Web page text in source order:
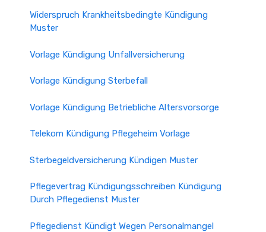
Widerspruch Krankheitsbedingte Kündigung
Muster
Vorlage Kündigung Unfallversicherung
Vorlage Kündigung Sterbefall
Vorlage Kündigung Betriebliche Altersvorsorge
Telekom Kündigung Pflegeheim Vorlage
Sterbegeldversicherung Kündigen Muster
Pflegevertrag Kündigungsschreiben Kündigung
Durch Pflegedienst Muster
Pflegedienst Kündigt Wegen Personalmangel